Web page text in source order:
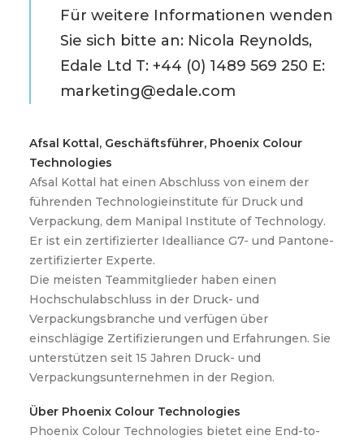
Für weitere Informationen wenden
Sie sich bitte an: Nicola Reynolds,
Edale Ltd T: +44 (0) 1489 569 250 E:
marketing@edale.com
Afsal Kottal, Geschäftsführer, Phoenix Colour
Technologies
Afsal Kottal hat einen Abschluss von einem der
führenden Technologieinstitute für Druck und
Verpackung, dem Manipal Institute of Technology.
Er ist ein zertifizierter Idealliance G7- und Pantone-
zertifizierter Experte.
Die meisten Teammitglieder haben einen
Hochschulabschluss in der Druck- und
Verpackungsbranche und verfügen über
einschlägige Zertifizierungen und Erfahrungen. Sie
unterstützen seit 15 Jahren Druck- und
Verpackungsunternehmen in der Region.
Über Phoenix Colour Technologies
Phoenix Colour Technologies bietet eine End-to-